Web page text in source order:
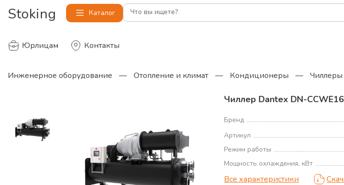
Stoking Каталог Что вы ищете?
Юрлицам Контакты
Инженерное оборудование — Отопление и климат — Кондиционеры — Чиллеры
Чиллер Dantex DN-
Бренд
Артикул
Режим работы
Мощность охлаждения, кВт
Все характеристики